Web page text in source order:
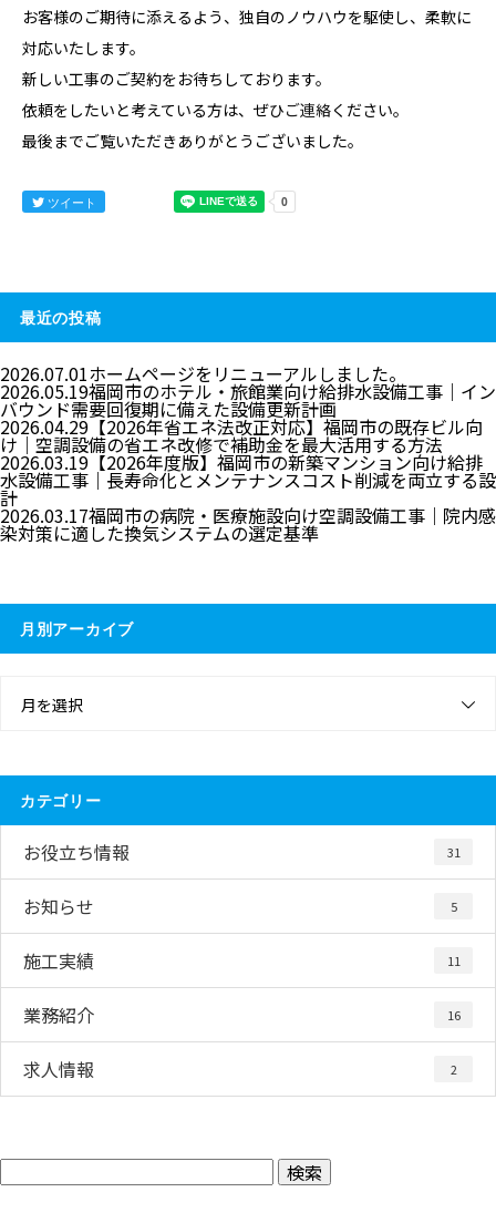
お客様のご期待に添えるよう、独自のノウハウを駆使し、柔軟に
対応いたします。
新しい工事のご契約をお待ちしております。
依頼をしたいと考えている方は、ぜひご連絡ください。
最後までご覧いただきありがとうございました。
ツイート
最近の投稿
2026.07.01ホームページをリニューアルしました。
2026.05.19福岡市のホテル・旅館業向け給排水設備工事｜イン
バウンド需要回復期に備えた設備更新計画
2026.04.29【2026年省エネ法改正対応】福岡市の既存ビル向
け｜空調設備の省エネ改修で補助金を最大活用する方法
2026.03.19【2026年度版】福岡市の新築マンション向け給排
水設備工事｜長寿命化とメンテナンスコスト削減を両立する設
計
2026.03.17福岡市の病院・医療施設向け空調設備工事｜院内感
染対策に適した換気システムの選定基準
月別アーカイブ
月を選択
カテゴリー
お役立ち情報 31
お知らせ 5
施工実績 11
業務紹介 16
求人情報 2